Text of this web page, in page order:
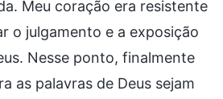
Meu coração era resistente
o julgamento e a exposição
Nesse ponto, finalmente
as palavras de Deus sejam